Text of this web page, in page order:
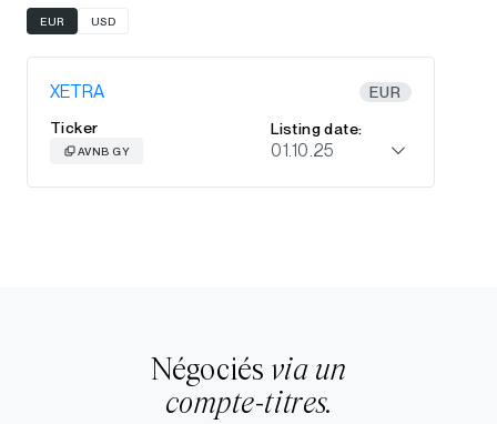
EUR USD
XETRA
EUR
Ticker
AVNB GY
Listing date:
01.10.25
Négociés via un
compte-titres.